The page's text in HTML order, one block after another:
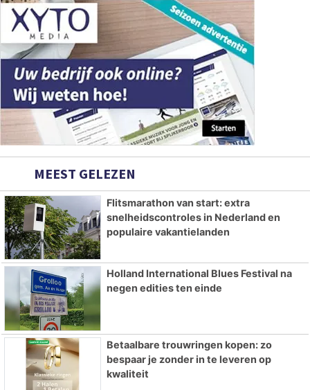
MEEST GELEZEN
Flitsmarathon van start: extra
snelheidscontroles in Nederland en
populaire vakantielanden
Holland International Blues Festival na
negen edities ten einde
Betaalbare trouwringen kopen: zo
bespaar je zonder in te leveren op
kwaliteit